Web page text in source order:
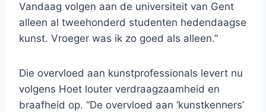
Vandaag volgen aan de universiteit van Gent
alleen al tweehonderd studenten hedendaagse
kunst. Vroeger was ik zo goed als alleen.”
Die overvloed aan kunstprofessionals levert nu
volgens Hoet louter verdraagzaamheid en
braafheid op. “De overvloed aan ‘kunstkenners’